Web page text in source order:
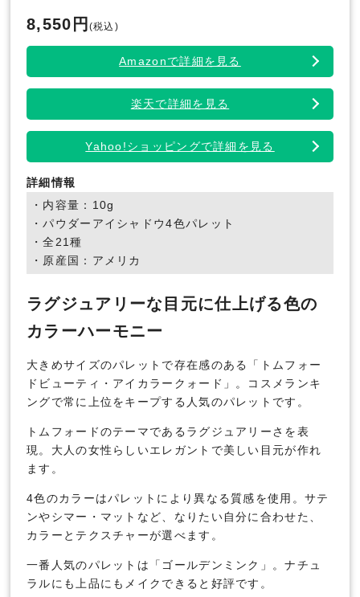
8,550円 (税込)
Amazonで詳細を見る
楽天で詳細を見る
Yahoo!ショッピングで詳細を見る
詳細情報
・内容量：10g
・パウダーアイシャドウ4色パレット
・全21種
・原産国：アメリカ
ラグジュアリーな目元に仕上げる色の
カラーハーモニー
大きめサイズのパレットで存在感のある「トムフォー
ドビューティ・アイカラークォード」。コスメランキ
ングで常に上位をキープする人気のパレットです。
トムフォードのテーマであるラグジュアリーさを表
現。大人の女性らしいエレガントで美しい目元が作れ
ます。
4色のカラーはパレットにより異なる質感を使用。サテ
ンやシマー・マットなど、なりたい自分に合わせた、
カラーとテクスチャーが選べます。
一番人気のパレットは「ゴールデンミンク」。ナチュ
ラルにも上品にもメイクできると好評です。